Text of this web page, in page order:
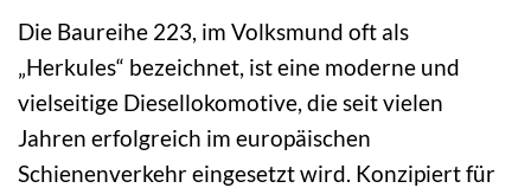
Die Baureihe 223, im Volksmund oft als
„Herkules“ bezeichnet, ist eine moderne und
vielseitige Diesellokomotive, die seit vielen
Jahren erfolgreich im europäischen
Schienenverkehr eingesetzt wird. Konzipiert für